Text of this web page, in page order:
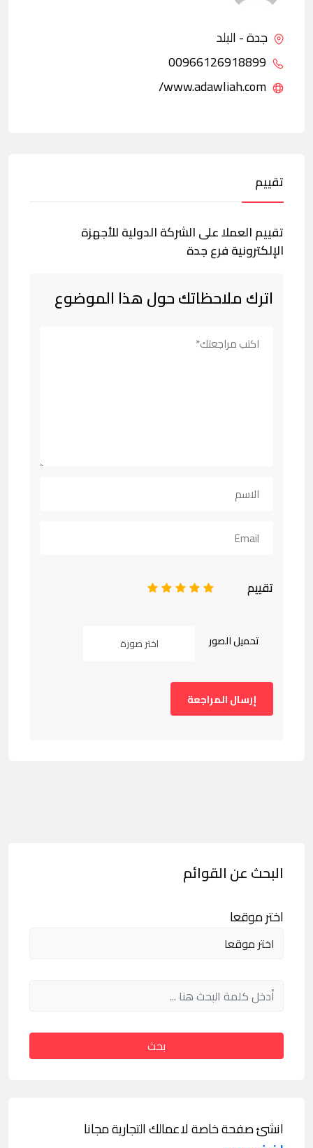
جدة - البلد
تقييم
تقييم العملا على الشركة الدولية للأجهزة
الإلكترونية فرع جدة
اترك ملاحظاتك حول هذا الموضوع
تقييم 5
4
3
2
تحميل الصور اختر صورة
البحث عن القوائم
اختر موقعا
بحث
انشئ صفحة خاصة لاعمالك التجارية مجانا